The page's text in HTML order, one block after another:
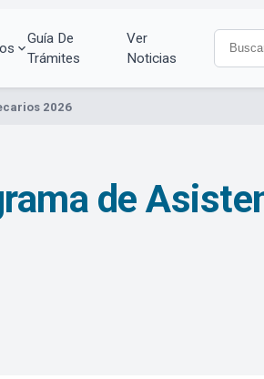
Guía De
Trámites
Ver
Noticias
2026
de